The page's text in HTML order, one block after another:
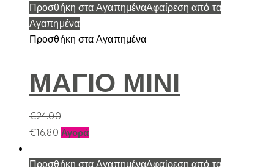
Προσθήκη στα ΑγαπημέναΑφαίρεση από τα
Αγαπημένα
Προσθήκη στα Αγαπημένα
ΜΑΓΙΟ ΜΙΝΙ
€24.00
€16.80 ΑγοράΑυτό
προϊόν
Προσθήκη στα ΑγαπημέναΑφαίρεση από τα